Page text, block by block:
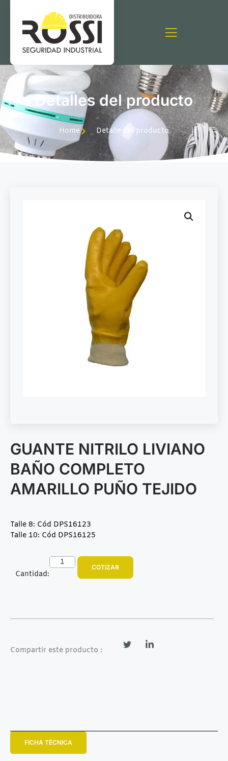
Detalles del producto
Home Detalle del producto
GUANTE NITRILO LIVIANO
BAÑO COMPLETO
AMARILLO PUÑO TEJIDO
Talle 8: Cód DPS16123
Talle 10: Cód DPS16125
Cantidad:
COTIZAR
Compartir este producto :
FICHA TÉCNICA